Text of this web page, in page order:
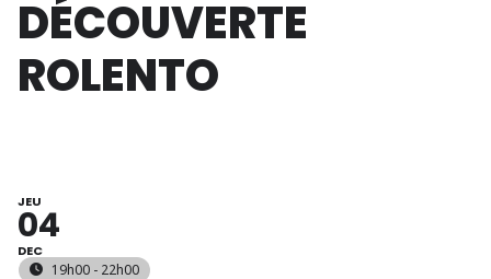
DÉCOUVERTE
ROLENTO
JEU
04
DEC
19h00 - 22h00